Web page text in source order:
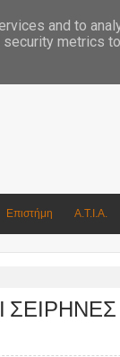
Επιστήμη Α.Τ.Ι.Α.
and to
metrics